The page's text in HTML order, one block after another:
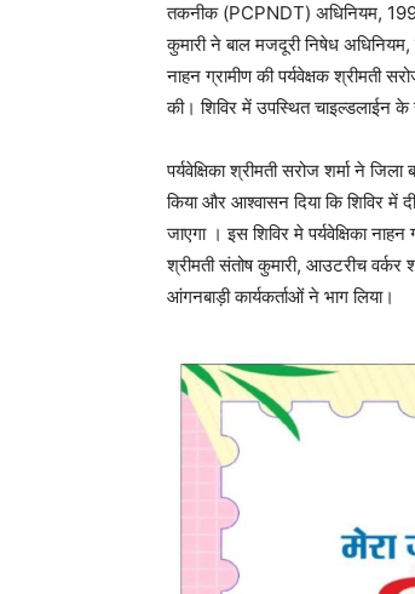
तकनीक (PCPNDT) अधिनियम,
कुमारी ने बाल मजदूरी निषेध अधिनियम,
नाहन ग्रामीण की पर्यवेक्षक श्रीमती
की। शिविर में उपस्थित चाइल्‍डलाईन
पर्यवेक्षिका श्रीमती सरोज शर्मा ने
किया और आश्वासन दिया कि शिविर में
जाएगा । इस शिविर मे पर्यवेक्षिका
श्रीमती संतोष कुमारी, आउटरीच वर्कर
आंगनबाड़ी कार्यकर्ताओं ने भाग लिया।